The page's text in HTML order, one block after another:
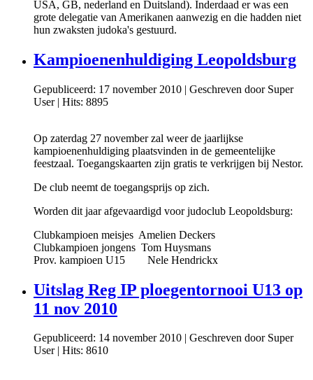
USA, GB, nederland en Duitsland). Inderdaad er was een
grote delegatie van Amerikanen aanwezig en die hadden niet
hun zwaksten judoka's gestuurd.
Kampioenenhuldiging Leopoldsburg
Gepubliceerd: 17 november 2010 | Geschreven door Super
User| Hits: 8895
Op zaterdag 27 november zal weer de jaarlijkse
kampioenenhuldiging plaatsvinden in de gemeentelijke
feestzaal. Toegangskaarten zijn gratis te verkrijgen bij Nestor.
De club neemt de toegangsprijs op zich.
Worden dit jaar afgevaardigd voor judoclub Leopoldsburg:
Clubkampioen meisjes Amelien Deckers
Clubkampioen jongens Tom Huysmans
Prov. kampioen U15 Nele Hendrickx
Uitslag Reg IP ploegentornooi U13 op
11 nov 2010
Gepubliceerd: 14 november 2010 | Geschreven door Super
User| Hits: 8610